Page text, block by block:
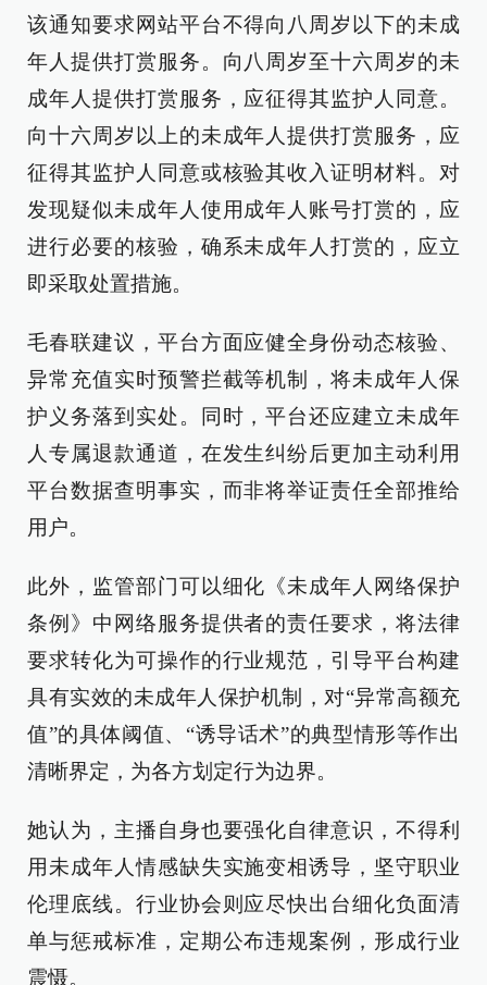
该通知要求网站平台不得向八周岁以下的未成
年人提供打赏服务。向八周岁至十六周岁的未
成年人提供打赏服务，应征得其监护人同意。
向十六周岁以上的未成年人提供打赏服务，应
征得其监护人同意或核验其收入证明材料。对
发现疑似未成年人使用成年人账号打赏的，应
进行必要的核验，确系未成年人打赏的，应立
即采取处置措施。
毛春联建议，平台方面应健全身份动态核验、
异常充值实时预警拦截等机制，将未成年人保
护义务落到实处。同时，平台还应建立未成年
人专属退款通道，在发生纠纷后更加主动利用
平台数据查明事实，而非将举证责任全部推给
用户。
此外，监管部门可以细化《未成年人网络保护
条例》中网络服务提供者的责任要求，将法律
要求转化为可操作的行业规范，引导平台构建
具有实效的未成年人保护机制，对“异常高额充
值”的具体阈值、“诱导话术”的典型情形等作出
清晰界定，为各方划定行为边界。
她认为，主播自身也要强化自律意识，不得利
用未成年人情感缺失实施变相诱导，坚守职业
伦理底线。行业协会则应尽快出台细化负面清
单与惩戒标准，定期公布违规案例，形成行业
震慑。